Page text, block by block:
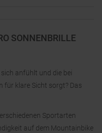
SONNENBRILLE
anfühlt und die bei
für klare Sicht sorgt? Das
Sportarten
auf dem Mountainbike